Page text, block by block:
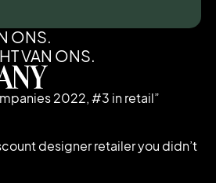
ONS.
VAN ONS.
2022, #3 in retail”
designer retailer you didn’t